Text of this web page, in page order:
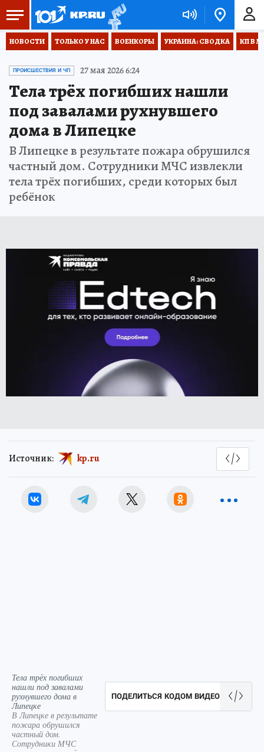
НОВОСТИ ТОЛЬКО У НАС ВОЕНКОРЫ УКРАИНА: СВОДКА КП В
ПРОИСШЕСТВИЯ И ЧП 27 мая 2026 6:24
Тела трёх погибших нашли
под завалами рухнувшего
дома в Липецке
В Липецке в результате пожара обрушился
частный дом. Сотрудники МЧС извлекли
тела трёх погибших, среди которых был
ребёнок
Источник: kp.ru
Тела трёх погибших
нашли под завалами
рухнувшего дома в
Липецке
В Липецке в результате
пожара обрушился
частный дом.
Сотрудники МЧС
ПОДЕЛИТЬСЯ КОДОМ ВИДЕО